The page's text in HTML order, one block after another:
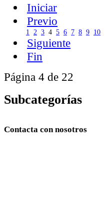
Iniciar
Previo
1 2 3 4 5 6 7 8 9 10
Siguiente
Fin
Página 4 de 22
Subcategorías
Contacta con nosotros